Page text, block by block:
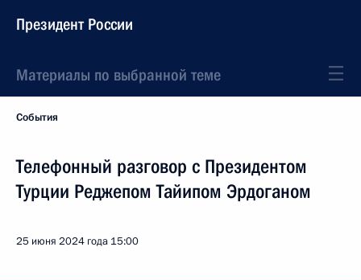
Президент России
Материалы по выбранной теме
События
Телефонный разговор с Президентом
Турции Реджепом Тайипом Эрдоганом
25 июня 2024 года 15:00